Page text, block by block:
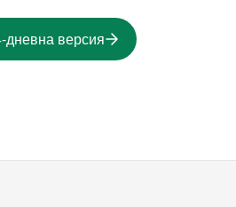
дневна версия